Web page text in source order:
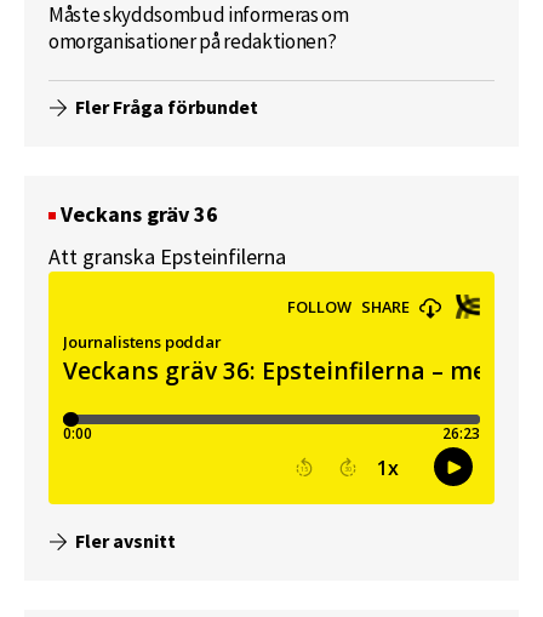
Måste skyddsombud informeras om
omorganisationer på redaktionen?
Fler Fråga förbundet
Veckans gräv 36
Att granska Epsteinfilerna
Fler avsnitt